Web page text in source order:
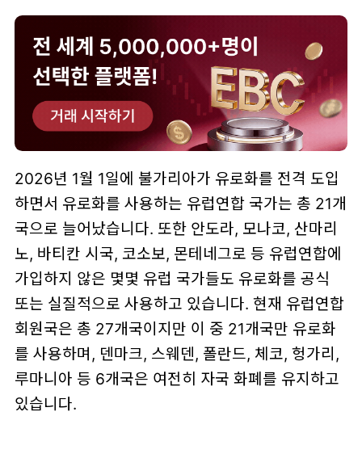
2026년 1월 1일에 불가리아가 유로화를 전격 도입
하면서 유로화를 사용하는 유럽연합 국가는 총 21개
국으로 늘어났습니다. 또한 안도라, 모나코, 산마리
노, 바티칸 시국, 코소보, 몬테네그로 등 유럽연합에
가입하지 않은 몇몇 유럽 국가들도 유로화를 공식
또는 실질적으로 사용하고 있습니다. 현재 유럽연합
회원국은 총 27개국이지만 이 중 21개국만 유로화
를 사용하며, 덴마크, 스웨덴, 폴란드, 체코, 헝가리,
루마니아 등 6개국은 여전히 자국 화폐를 유지하고
있습니다.